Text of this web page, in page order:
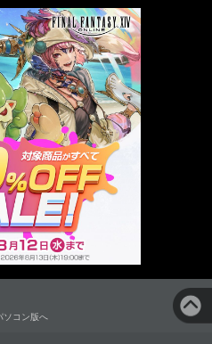
ソコン版へ